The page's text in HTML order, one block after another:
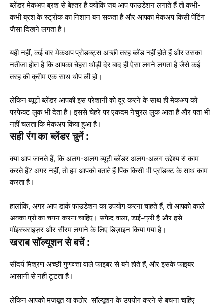
ब्लेंडर मेकअप ब्रश से बेहतर है क्योंकि जब आप फाउंडेशन लगाते हैं तो कभी-
कभी ब्रश के स्ट्रोक का निशान बन सकता है और आपका मेकअप किसी पेंटिंग
जैसा दिखने लगता है।
यही नहीं, कई बार मेकअप प्रोडक्ट्स अच्छी तरह ब्लेंड नहीं होते हैं और उसका
नतीजा होता है कि आपका चेहरा थोड़ी देर बाद ही ऐसा लगने लगता है जैसे कई
तरह की क्रीम एक साथ थोप ली हो।
लेकिन ब्यूटी ब्लेंडर आपकी इस परेशानी को दूर करने के साथ ही मेकअप को
परफेक्ट लुक भी देता है। इससे चेहरे पर एकदम नेचुरल लुक आता है और पता भी
नहीं चलता कि मेकअप किया हुआ है।
सही रंग का ब्‍लेंडर चुनें :
क्या आप जानते हैं, कि अलग-अलग ब्यूटी ब्लेंडर अलग-अलग उद्देश्य से काम
करते हैं? अगर नहीं, तो हम आपको बताते हैं पिंक किसी भी प्रॉडक्‍ट के साथ काम
करता है।
हालांकि, अगर आप डार्क फांउडेशन का उपयोग करना चाहते हैं, तो आपको काले
अक्‍का प्रो का चयन करना चाहिए। सफेद वाला, डाई-फ्री है और इसे
मॉइस्चराइज़र और सीरम लगाने के लिए डिज़ाइन किया गया है।
खराब सॉल्‍यूशन से बचें :
सौंदर्य मिश्रण अच्छी गुणवत्ता वाले फाइबर से बने होते हैं, और इसके फाइबर
आसानी से नहीं टूटता है।
लेकिन आपको मजबूत या कठोर सॉल्‍यूशन के उपयोग करने से बचना चाहिए